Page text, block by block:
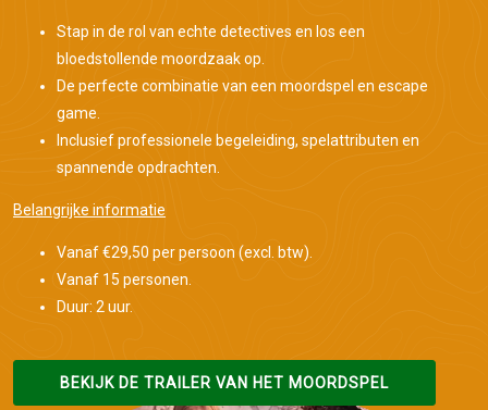
Stap in de rol van echte detectives en los een
bloedstollende moordzaak op.
De perfecte combinatie van een moordspel en escape
game.
Inclusief professionele begeleiding, spelattributen en
spannende opdrachten.
Belangrijke informatie
Vanaf €29,50 per persoon (excl. btw).
Vanaf 15 personen.
Duur: 2 uur.
BEKIJK DE TRAILER VAN HET MOORDSPEL